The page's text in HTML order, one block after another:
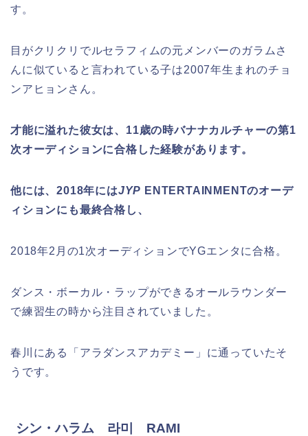
す。
目がクリクリでルセラフィムの元メンバーのガラムさ
んに似ていると言われている子は2007年生まれのチョ
ンアヒョンさん。
才能に溢れた彼女は、11歳の時バナナカルチャーの第1
次オーディションに合格した経験があります。
他には、2018年にはJYP ENTERTAINMENTのオーデ
ィションにも最終合格し、
2018年2月の1次オーディションでYGエンタに合格。
ダンス・ボーカル・ラップができるオールラウンダー
で練習生の時から注目されていました。
春川にある「アラダンスアカデミー」に通っていたそ
うです。
シン・ハラム 라미 RAMI